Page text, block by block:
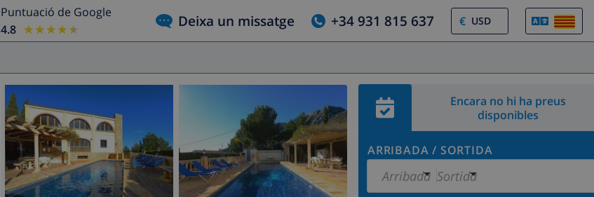
Puntuació de Google
4.8
★★★★★
★★★★★ Deixa un missatge +34 931 815 637 €
Encara no hi ha preus
disponibles
ARRIBADA / SORTIDA
Arribada Sortida